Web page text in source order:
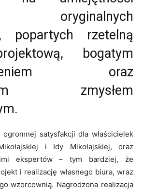
oryginalnych
popartych rzetelną
bogatym
oraz
zmysłem
ogromnej satysfakcji dla właścicielek
i Idy Mikołajskiej, oraz
ekspertów – tym bardziej, że
i realizację własnego biura, wraz
wzorcownią. Nagrodzona realizacja